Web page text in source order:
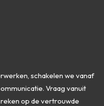
schakelen we vanaf
Vraag vanuit
op de vertrouwde